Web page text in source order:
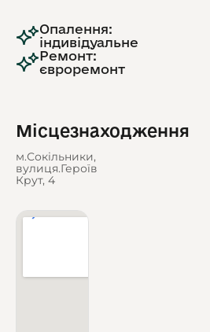
Опалення:
індивідуальне
Ремонт:
євроремонт
Місцезнаходження
м.Сокільники,
вулиця.Героїв
Крут, 4